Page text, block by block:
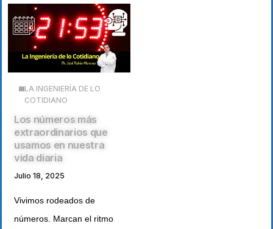
LA INGENIERÍA DE LO
COTIDIANO
Los números más
extraordinarios que
usamos en nuestra
vida diaria
Julio 18, 2025
Vivimos rodeados de
números. Marcan el ritmo